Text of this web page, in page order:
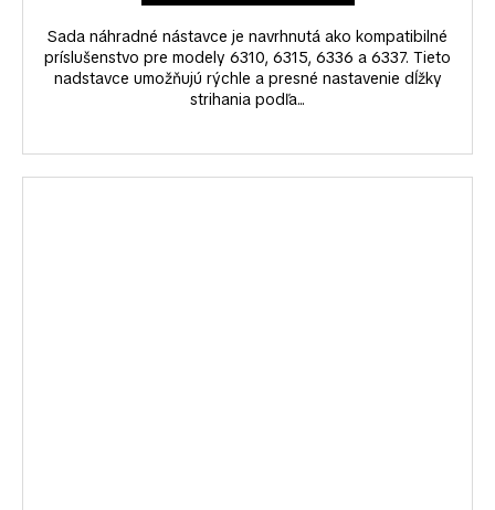
Sada náhradné nástavce je navrhnutá ako kompatibilné
príslušenstvo pre modely 6310, 6315, 6336 a 6337. Tieto
nadstavce umožňujú rýchle a presné nastavenie dĺžky
strihania podľa...